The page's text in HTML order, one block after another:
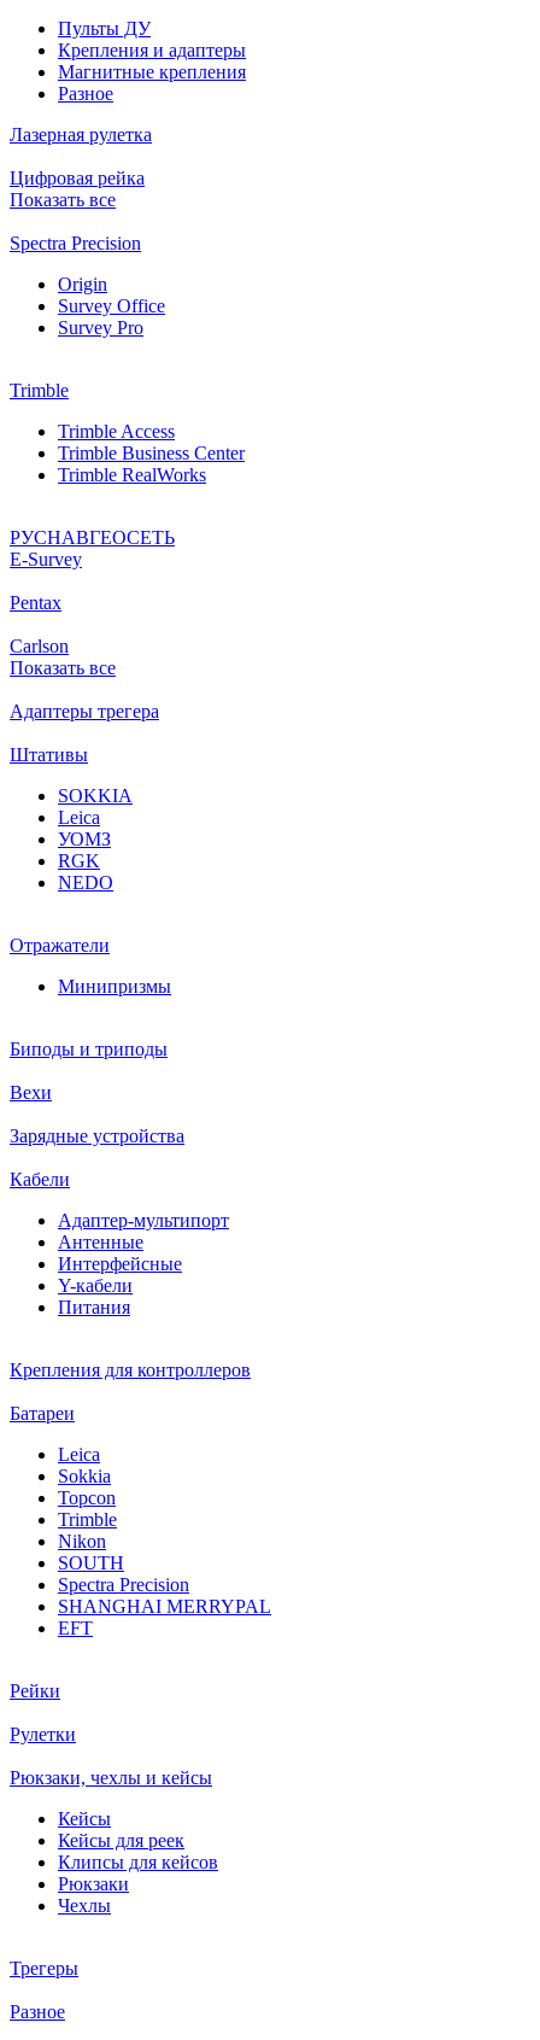
Пульты ДУ
Крепления и адаптеры
Магнитные крепления
Разное
Лазерная рулетка
Цифровая рейка
Показать все
Spectra Precision
Origin
Survey Office
Survey Pro
Trimble
Trimble Access
Trimble Business Center
Trimble RealWorks
РУСНАВГЕОСЕТЬ
Е-Survey
Pentax
Carlson
Показать все
Адаптеры трегера
Штативы
SOKKIA
Leica
УОМЗ
RGK
NEDO
Отражатели
Минипризмы
Биподы и триподы
Вехи
Зарядные устройства
Кабели
Адаптер-мультипорт
Антенные
Интерфейсные
Y-кабели
Питания
Крепления для контроллеров
Батареи
Leica
Sokkia
Topcon
Trimble
Nikon
SOUTH
Spectra Precision
SHANGHAI MERRYPAL
EFT
Рейки
Рулетки
Рюкзаки, чехлы и кейсы
Кейсы
Кейсы для реек
Клипсы для кейсов
Рюкзаки
Чехлы
Трегеры
Разное